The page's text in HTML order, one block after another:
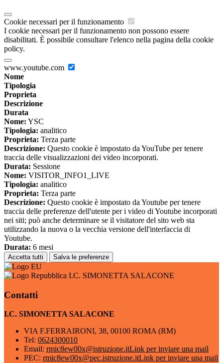
Cookie necessari per il funzionamento
I cookie necessari per il funzionamento non possono essere
disabilitati. È possibile consultare l'elenco nella pagina della cookie
policy.
www.youtube.com
Nome
Tipologia
Proprieta
Descrizione
Durata
Nome: YSC
Tipologia: analitico
Proprieta: Terza parte
Descrizione: Questo cookie è impostato da YouTube per tenere
traccia delle visualizzazioni dei video incorporati.
Durata: Sessione
Nome: VISITOR_INFO1_LIVE
Tipologia: analitico
Proprieta: Terza parte
Descrizione: Questo cookie è impostato da Youtube per tenere
traccia delle preferenze dell'utente per i video di Youtube incorporati
nei siti; può anche determinare se il visitatore del sito web sta
utilizzando la nuova o la vecchia versione dell'interfaccia di
Youtube.
Durata: 6 mesi
Accetta tutti Salva le preferenze
I.C. SIMONETTA SALACONE
Contatti
I.C. SIMONETTA SALACONE
VIA F.FERRAIRONI, 38, 00100 ROMA (RM)
Tel: 0624300010
Email: rmic8ew00x@istruzione.itLink per inviare una mail
PEC: rmic8ew00x@pec.istruzione.itLink per inviare una mail